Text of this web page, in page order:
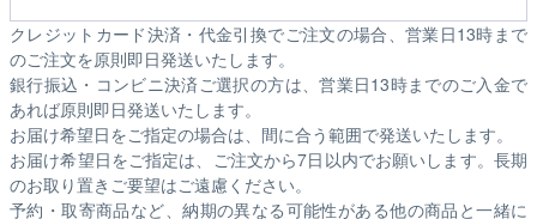
クレジットカード決済・代金引換でご注文の場合、営業日13時まで
のご注文を原則即日発送いたします。
銀行振込・コンビニ決済ご選択の方は、営業日13時までのご入金で
あれば原則即日発送いたします。
お届け希望日をご指定の場合は、間に合う範囲で発送いたします。
お届け希望日をご指定は、ご注文から7日以内でお願いします。長期
のお取り置きご要望はご遠慮ください。
予約・取寄商品など、納期の異なる可能性がある他の商品と一緒に